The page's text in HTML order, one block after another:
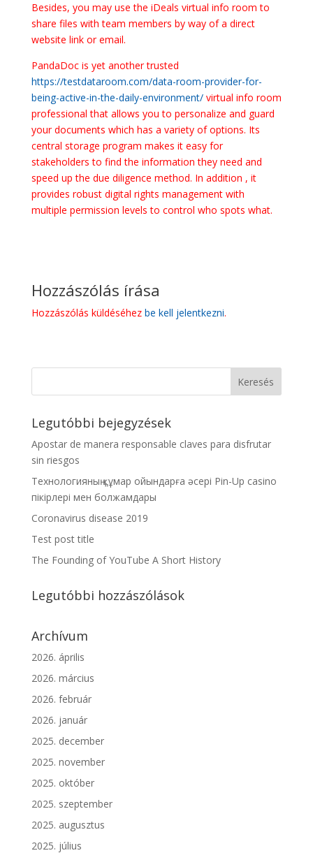
Besides, you may use the iDeals virtual info room to
share files with team members by way of a direct
website link or email.
PandaDoc is yet another trusted
https://testdataroom.com/data-room-provider-for-
being-active-in-the-daily-environment/virtual info room
professional that allows you to personalize and guard
your documents which has a variety of options. Its
central storage program makes it easy for
stakeholders to find the information they need and
speed up the due diligence method. In addition , it
provides robust digital rights management with
multiple permission levels to control who spots what.
Hozzászólás írása
Hozzászólás küldéséhez be kell jelentkezni.
Legutóbbi bejegyzések
Apostar de manera responsable claves para disfrutar
sin riesgos
Технологияның құмар ойындарға әсері Pin-Up casino
пікірлері мен болжамдары
Coronavirus disease 2019
Test post title
The Founding of YouTube A Short History
Legutóbbi hozzászólások
Archívum
2026. április
2026. március
2026. február
2026. január
2025. december
2025. november
2025. október
2025. szeptember
2025. augusztus
2025. július